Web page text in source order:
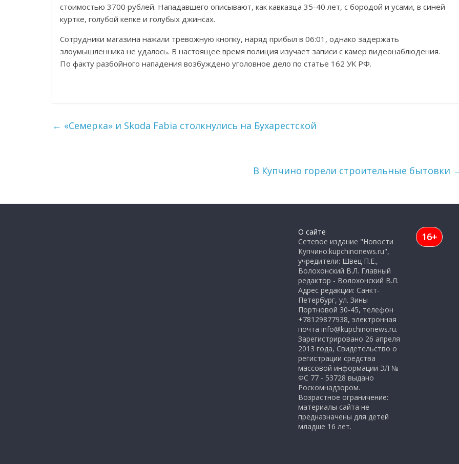
стоимостью 3700 рублей. Нападавшего описывают, как кавказца 35-40 лет, с бородой и усами, в синей
куртке, голубой кепке и голубых джинсах.
Сотрудники магазина нажали тревожную кнопку, наряд прибыл в 06:01, однако задержать
злоумышленника не удалось. В настоящее время полиция изучает записи с камер видеонаблюдения.
По факту разбойного нападения возбуждено уголовное дело по статье 162 УК РФ.
← «Семерка» и Skoda Fabia столкнулись на Бухарестской
В Купчино горели строительные бытовки
О сайте
Сетевое издание "Новости
Купчино:kupchinonews.ru",
учредители: Швец П.Е.,
Волохонский В.Л. Главный
редактор - Волохонский В.Л.
Адрес редакции: Санкт-
Петербург, ул. Зины
Портновой 30-45, телефон
+78129877938, электронная
почта info@kupchinonews.ru.
Зарегистрировано 26 апреля
2013 года, Свидетельство о
регистрации средства
массовой информации ЭЛ №
ФС 77 - 53728 выдано
Роскомнадзором.
Возрастное ограничение:
материалы сайта не
предназначены для детей
младше 16 лет.
16+